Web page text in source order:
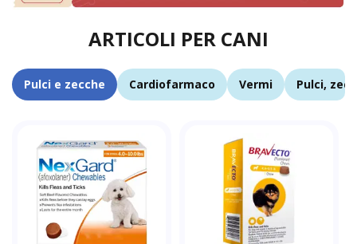
ARTICOLI PER CANI
Pulci e zecche Cardiofarmaco Vermi Pulci,